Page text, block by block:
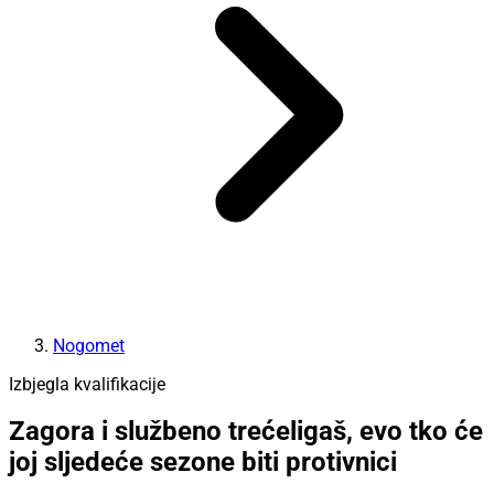
Nogomet
Izbjegla kvalifikacije
Zagora i službeno trećeligaš, evo tko će
joj sljedeće sezone biti protivnici